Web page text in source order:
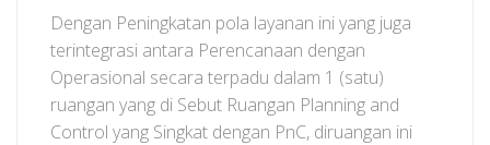
Dengan Peningkatan pola layanan ini yang juga
terintegrasi antara Perencanaan dengan
Operasional secara terpadu dalam 1 (satu)
ruangan yang di Sebut Ruangan Planning and
Control yang Singkat dengan PnC, diruangan ini